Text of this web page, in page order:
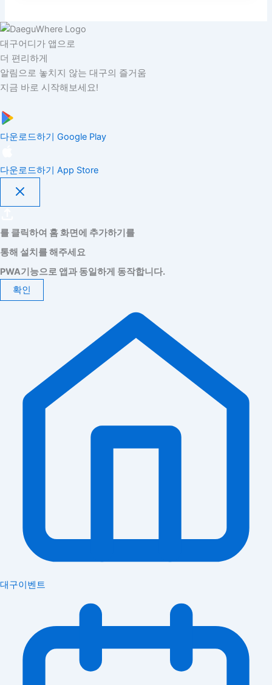
대구어디가 앱으로
더 편리하게
알림으로 놓치지 않는 대구의 즐거움
지금 바로 시작해보세요!
다운로드하기 Google Play
다운로드하기 App Store
를 클릭하여 홈 화면에 추가하기를
통해 설치를 해주세요
PWA기능으로 앱과 동일하게 동작합니다.
확인
대구이벤트